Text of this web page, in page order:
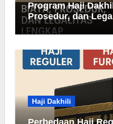
Program Haji
Prosedur, dan
Haji Dakhili